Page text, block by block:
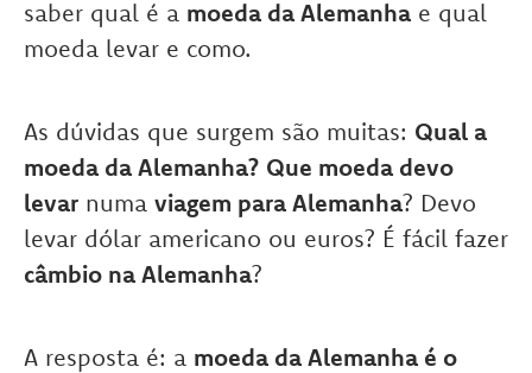
saber qual é a moeda da Alemanha e qual
moeda levar e como.
As dúvidas que surgem são muitas: Qual a
moeda da Alemanha? Que moeda devo
levar numa viagem para Alemanha? Devo
levar dólar americano ou euros? É fácil fazer
câmbio na Alemanha?
A resposta é: a moeda da Alemanha é o